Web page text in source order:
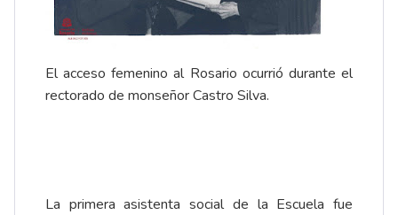
El acceso femenino al Rosario ocurrió durante el
rectorado de monseñor Castro Silva.
La primera asistenta social de la Escuela fue